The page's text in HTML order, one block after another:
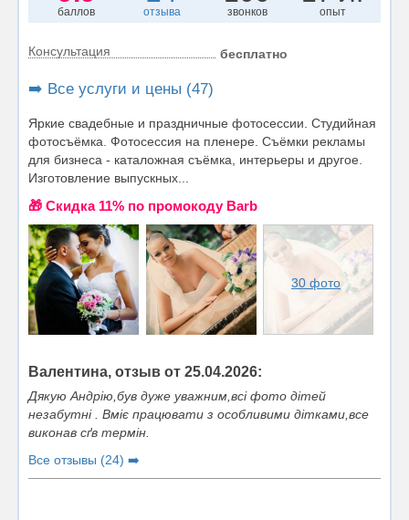
баллов отзыва звонков опыт
Консультация бесплатно
➡️ Все услуги и цены (47)
Яркие свадебные и праздничные фотосессии. Студийная
фотосъёмка. Фотосессия на пленере. Съёмки рекламы
для бизнеса - каталожная съёмка, интерьеры и другое.
Изготовление выпускных...
🎁 Cкидка 11% по промокоду Barb
30 фото
Валентина, отзыв от 25.04.2026:
Дякую Андрію,був дуже уважним,всі фото дітей
незабутні . Вміє працювати з особливими дітками,все
виконав сґв термін.
Все отзывы (24) ➡️